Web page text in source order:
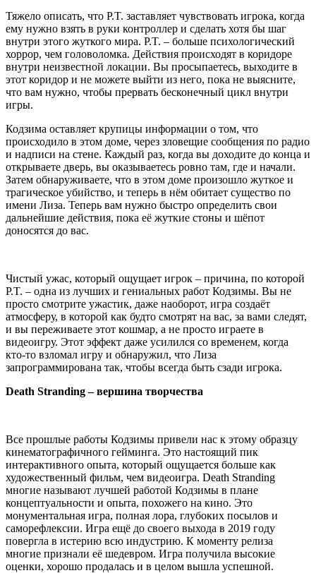
Тяжело описать, что P.T. заставляет чувствовать игрока, когда
ему нужно взять в руки контроллер и сделать хотя бы шаг
внутри этого жуткого мира. P.T. – больше психологический
хоррор, чем головоломка. Действия происходят в коридоре
внутри неизвестной локации. Вы просыпаетесь, выходите в
этот коридор и не можете выйти из него, пока не выясните,
что вам нужно, чтобы прервать бесконечный цикл внутри
игры.
Кодзима оставляет крупицы информации о том, что
происходило в этом доме, через зловещие сообщения по радио
и надписи на стене. Каждый раз, когда вы доходите до конца и
открываете дверь, вы оказываетесь ровно там, где и начали.
Затем обнаруживаете, что в этом доме произошло жуткое и
трагическое убийство, и теперь в нём обитает существо по
имени Лиза. Теперь вам нужно быстро определить свои
дальнейшие действия, пока её жуткие стоны и шёпот
доносятся до вас.
Чистый ужас, который ощущает игрок – причина, по которой
P.T. – одна из лучших и гениальных работ Кодзимы. Вы не
просто смотрите ужастик, даже наоборот, игра создаёт
атмосферу, в которой как будто смотрят на вас, за вами следят,
и вы переживаете этот кошмар, а не просто играете в
видеоигру. Этот эффект даже усилился со временем, когда
кто-то взломал игру и обнаружил, что Лиза
запрограммирована так, чтобы всегда быть сзади игрока.
Death Stranding – вершина творчества
Все прошлые работы Кодзимы привели нас к этому образцу
кинематографичного гейминга. Это настоящий пик
интерактивного опыта, который ощущается больше как
художественный фильм, чем видеоигра. Death Stranding
многие называют лучшей работой Кодзимы в плане
концептуальности и опыта, похожего на кино. Это
монументальная игра, полная лора, глубоких посылов и
саморефлексии. Игра ещё до своего выхода в 2019 году
повергла в истерию всю индустрию. К моменту релиза
многие признали её шедевром. Игра получила высокие
оценки, хорошо продалась и в целом вышла успешной.